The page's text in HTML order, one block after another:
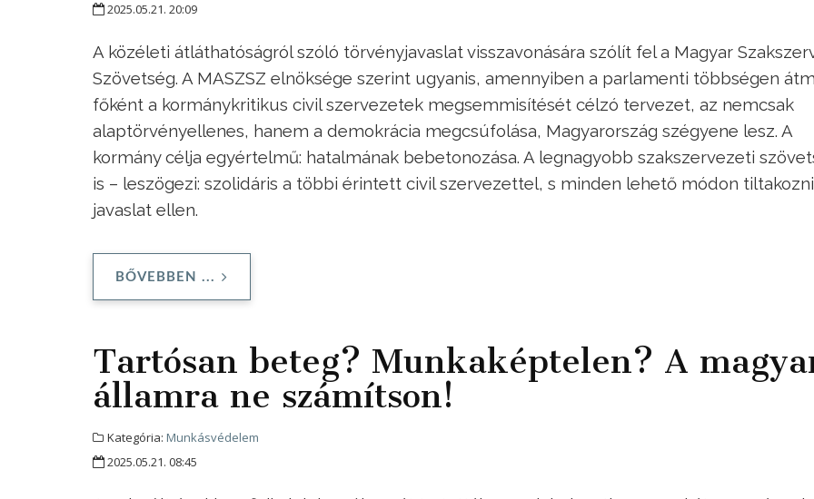
2025.05.21. 20:09
A közéleti átláthatóságról szóló törvényjavaslat visszavonására szólít fel a Magyar
Szövetség. A MASZSZ elnöksége szerint ugyanis, amennyiben a parlamenti többségen
főként a kormánykritikus civil szervezetek megsemmisítését célzó tervezet, az nemcsak
alaptörvényellenes, hanem a demokrácia megcsúfolása, Magyarország szégyene lesz. A
kormány célja egyértelmű: hatalmának bebetonozása. A legnagyobb szakszervezeti
is – leszögezi: szolidáris a többi érintett civil szervezettel, s minden lehető módon
javaslat ellen.
BŐVEBBEN ...
Tartósan beteg? Munkaképtelen? A
államra ne számítson!
Kategória: Munkásvédelem
2025.05.21. 08:45